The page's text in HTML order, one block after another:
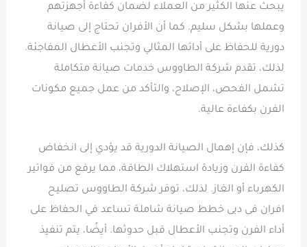
يبحث عنها الكثير من العملاء لضمان كفاءة أجهزتهم
وعملها بشكل سليم. كما أن الأفران تحتاج إلى صيانة
دورية للحفاظ على أدائها المثالي وتجنب الأعطال المفاجئة.
لذلك، تقدم شركة الطاووس خدمات صيانة متكاملة
تشمل الفحص، الإصلاح، والتأكد من عمل جميع مكونات
الفرن بكفاءة عالية.
كذلك، فإن إهمال الصيانة الدورية قد يؤدي إلى انخفاض
كفاءة الفرن وزيادة استهلاك الطاقة، مما يرفع من فواتير
الكهرباء أو الغاز. لذلك، توفر شركة الطاووس تصليح
افران فى دبى خطط صيانة شاملة تساعد في الحفاظ على
أداء الفرن وتجنب الأعطال قبل حدوثها. أيضًا، يتم تنفيذ